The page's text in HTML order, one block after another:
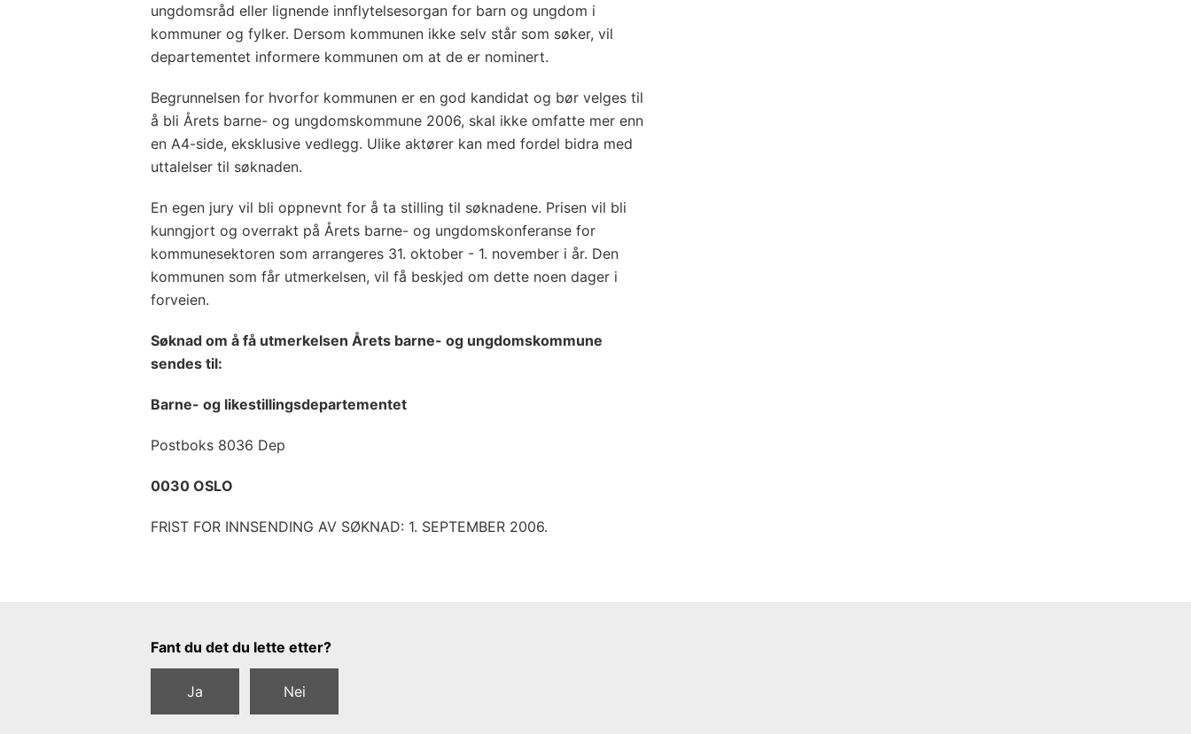
ungdomsråd eller lignende innflytelsesorgan for barn og ungdom i
kommuner og fylker. Dersom kommunen ikke selv står som søker, vil
departementet informere kommunen om at de er nominert.
Begrunnelsen for hvorfor kommunen er en god kandidat og bør velges til
å bli Årets barne- og ungdomskommune 2006, skal ikke omfatte mer enn
en A4-side, eksklusive vedlegg. Ulike aktører kan med fordel bidra med
uttalelser til søknaden.
En egen jury vil bli oppnevnt for å ta stilling til søknadene. Prisen vil bli
kunngjort og overrakt på Årets barne- og ungdomskonferanse for
kommunesektoren som arrangeres 31. oktober - 1. november i år. Den
kommunen som får utmerkelsen, vil få beskjed om dette noen dager i
forveien.
Søknad om å få utmerkelsen Årets barne- og ungdomskommune
sendes til:
Barne- og likestillingsdepartementet
Postboks 8036 Dep
0030 OSLO
FRIST FOR INNSENDING AV SØKNAD: 1. SEPTEMBER 2006.
Tilbakemeldingsskjema
Fant du det du lette etter?
Ja Nei